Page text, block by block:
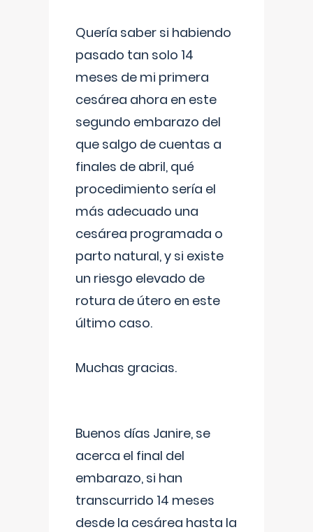
Quería saber si habiendo
pasado tan solo 14
meses de mi primera
cesárea ahora en este
segundo embarazo del
que salgo de cuentas a
finales de abril, qué
procedimiento sería el
más adecuado una
cesárea programada o
parto natural, y si existe
un riesgo elevado de
rotura de útero en este
último caso.
Muchas gracias.
Buenos días Janire, se
acerca el final del
embarazo, si han
transcurrido 14 meses
desde la cesárea hasta la